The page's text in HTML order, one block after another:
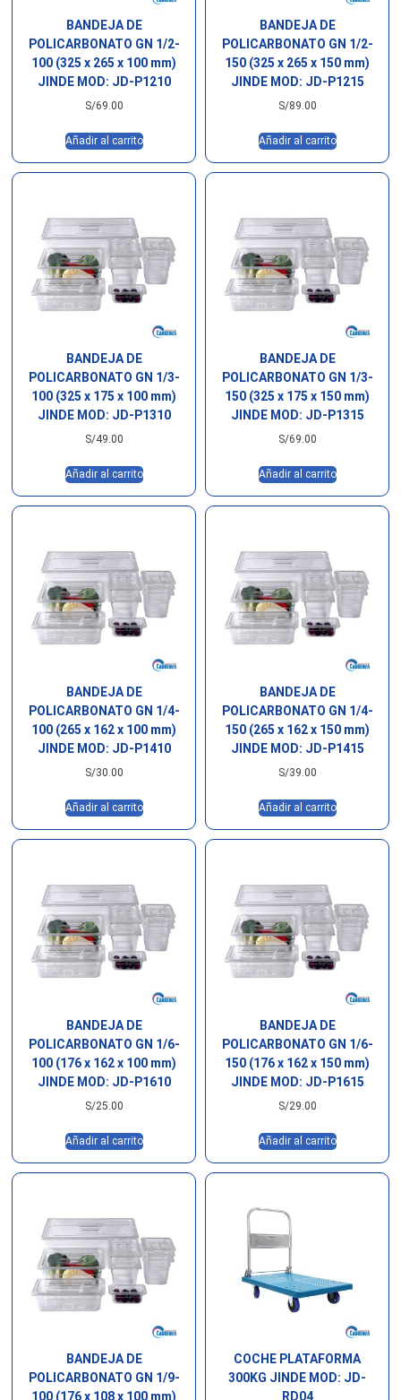
BANDEJA DE
POLICARBONATO GN 1/2-
100 (325 x 265 x 100 mm)
JINDE MOD: JD-P1210
S/69.00
Añadir al carrito
BANDEJA DE
POLICARBONATO GN 1/2-
150 (325 x 265 x 150 mm)
JINDE MOD: JD-P1215
S/89.00
Añadir al carrito
BANDEJA DE
POLICARBONATO GN 1/3-
100 (325 x 175 x 100 mm)
JINDE MOD: JD-P1310
S/49.00
Añadir al carrito
BANDEJA DE
POLICARBONATO GN 1/3-
150 (325 x 175 x 150 mm)
JINDE MOD: JD-P1315
S/69.00
Añadir al carrito
BANDEJA DE
POLICARBONATO GN 1/4-
100 (265 x 162 x 100 mm)
JINDE MOD: JD-P1410
S/30.00
Añadir al carrito
BANDEJA DE
POLICARBONATO GN 1/4-
150 (265 x 162 x 150 mm)
JINDE MOD: JD-P1415
S/39.00
Añadir al carrito
BANDEJA DE
POLICARBONATO GN 1/6-
100 (176 x 162 x 100 mm)
JINDE MOD: JD-P1610
S/25.00
Añadir al carrito
BANDEJA DE
POLICARBONATO GN 1/6-
150 (176 x 162 x 150 mm)
JINDE MOD: JD-P1615
S/29.00
Añadir al carrito
BANDEJA DE
POLICARBONATO GN 1/9-
100 (176 x 108 x 100 mm)
COCHE PLATAFORMA
300KG JINDE MOD: JD-
RD04